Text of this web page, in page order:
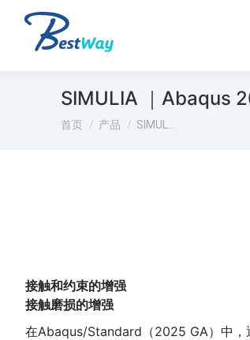
SIMULIA ｜Abaqus
您在这里：
首页 产品 SIMUL…
接触和约束的增强
接触磨损的增强
在Abaqus/Standard（2025 GA）中，